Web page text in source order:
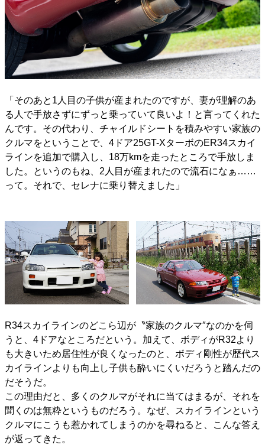
「そのあと1人目の子供が産まれたのですが、妻が理解のあ
る人で手放さずにずっと乗っていて良いよ！と言ってくれた
んです。その代わり、チャイルドシートを積みやすい家族の
クルマをということで、4ドア25GT-XターボのER34スカイ
ラインを追加で購入し、18万kmを走ったところで手放しま
した。というのもね、2人目が産まれたので流石になぁ……
って。それで、セレナに乗り替えました」
R34スカイラインのどこら辺が〝家族のクルマ″なのかを伺
うと、4ドアなところだという。加えて、ボディがR32より
も大きいため居住性が良くなったのと、ボディ剛性が歴代ス
カイラインよりも向上し子供も酔いにくいだろうと踏んだの
だそうだ。
この理由だと、多くのクルマがそれに当てはまるが、それを
聞くのは無粋というものだろう。なぜ、スカイラインという
クルマにこうも惹かれてしまうのかを尋ねると、こんな答え
が返ってきた。